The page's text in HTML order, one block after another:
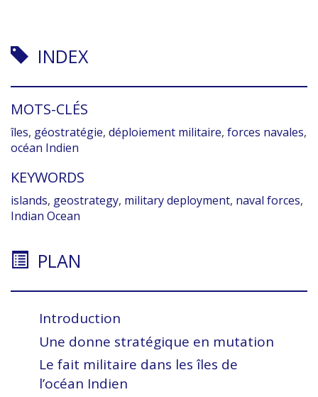
INDEX
MOTS-CLÉS
îles, géostratégie, déploiement militaire, forces navales,
océan Indien
KEYWORDS
islands, geostrategy, military deployment, naval forces,
Indian Ocean
PLAN
Introduction
Une donne stratégique en mutation
Le fait militaire dans les îles de
l’océan Indien